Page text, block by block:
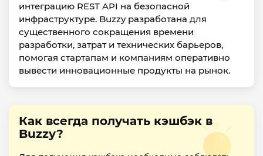
интеграцию REST API на безопасной
инфраструктуре. Buzzy разработана для
существенного сокращения времени
разработки, затрат и технических барьеров,
помогая стартапам и компаниям оперативно
вывести инновационные продукты на рынок.
Как всегда получать кэшбэк в
Buzzy?